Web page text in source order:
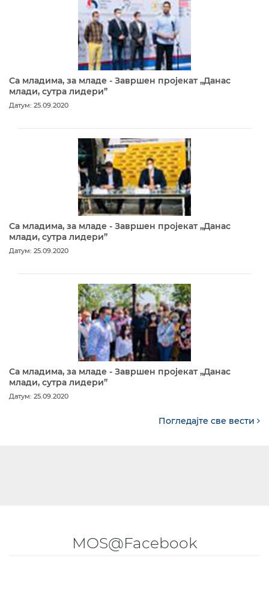
Са младима, за младе - Завршен пројекат „Данас
млади, сутра лидери”
Датум: 25.09.2020
Са младима, за младе - Завршен пројекат „Данас
млади, сутра лидери”
Датум: 25.09.2020
Са младима, за младе - Завршен пројекат „Данас
млади, сутра лидери”
Датум: 25.09.2020
Погледајте све вести
MOS@Facebook